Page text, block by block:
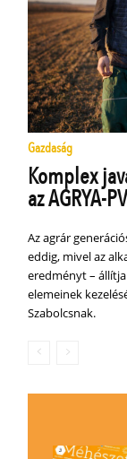
Gazdaság
Komplex
az AGRYA-
Az agrár
eddig, mivel az
eredményt – állítja
elemeinek
Szabolcsnak.